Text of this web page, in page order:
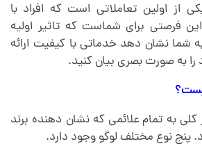
از اولین تعاملاتی است که افراد با
فرصتی برای شماست که تاثیر اولیه
شما نشان دهد خدماتی با کیفیت ارائه
به صورت بصری بیان کنید.
کلی به تمام علائمی که نشان دهنده برند
پنج نوع مختلف لوگو وجود دارد.